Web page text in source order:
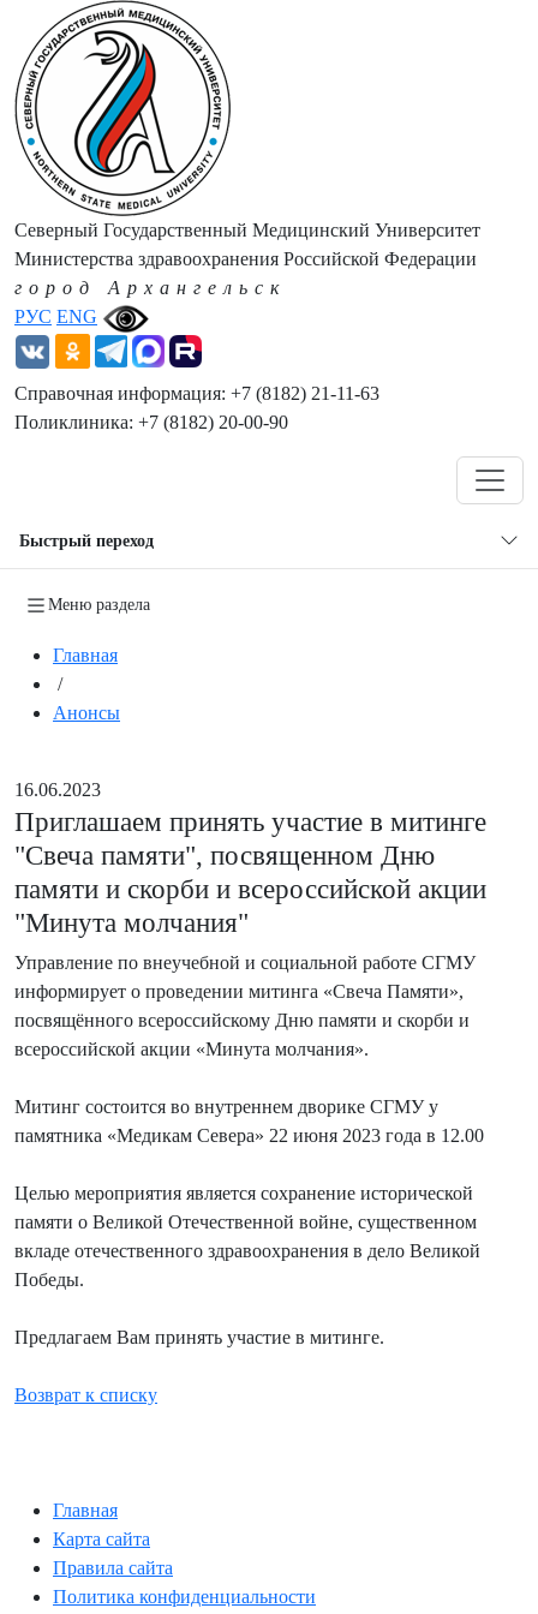
РУС ENG
Северный Государственный Медицинский Университет
Министерства здравоохранения Российской Федерации
город Архангельск
Справочная информация: +7 (8182) 21-11-63
Поликлиника: +7 (8182) 20-00-90
Быстрый переход
Меню раздела
Главная
/
Анонсы
16.06.2023
Приглашаем принять участие в митинге
"Свеча памяти", посвященном Дню
памяти и скорби и всероссийской акции
"Минута молчания"
Управление по внеучебной и социальной работе СГМУ
информирует о проведении митинга «Свеча Памяти»,
посвящённого всероссийскому Дню памяти и скорби и
всероссийской акции «Минута молчания».
Митинг состоится во внутреннем дворике СГМУ у
памятника «Медикам Севера» 22 июня 2023 года в 12.00
Целью мероприятия является сохранение исторической
памяти о Великой Отечественной войне, существенном
вкладе отечественного здравоохранения в дело Великой
Победы.
Предлагаем Вам принять участие в митинге.
Возврат к списку
Главная
Карта сайта
Правила сайта
Политика конфиденциальности